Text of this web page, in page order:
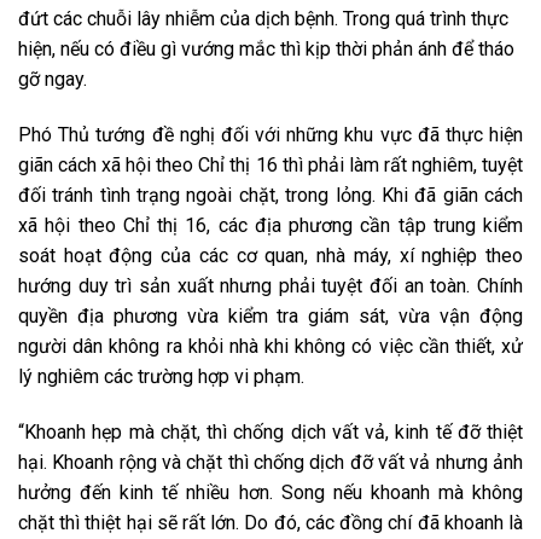
đứt các chuỗi lây nhiễm của dịch bệnh. Trong quá trình thực
hiện, nếu có điều gì vướng mắc thì kịp thời phản ánh để tháo
gỡ ngay.
Phó Thủ tướng đề nghị đối với những khu vực đã thực hiện
giãn cách xã hội theo Chỉ thị 16 thì phải làm rất nghiêm, tuyệt
đối tránh tình trạng ngoài chặt, trong lỏng. Khi đã giãn cách
xã hội theo Chỉ thị 16, các địa phương cần tập trung kiểm
soát hoạt động của các cơ quan, nhà máy, xí nghiệp theo
hướng duy trì sản xuất nhưng phải tuyệt đối an toàn. Chính
quyền địa phương vừa kiểm tra giám sát, vừa vận động
người dân không ra khỏi nhà khi không có việc cần thiết, xử
lý nghiêm các trường hợp vi phạm.
“Khoanh hẹp mà chặt, thì chống dịch vất vả, kinh tế đỡ thiệt
hại. Khoanh rộng và chặt thì chống dịch đỡ vất vả nhưng ảnh
hưởng đến kinh tế nhiều hơn. Song nếu khoanh mà không
chặt thì thiệt hại sẽ rất lớn. Do đó, các đồng chí đã khoanh là